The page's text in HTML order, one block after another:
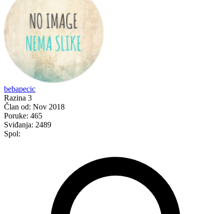
bebapecic
Razina 3
Član od: Nov 2018
Poruke: 465
Sviđanja: 2489
Spol: